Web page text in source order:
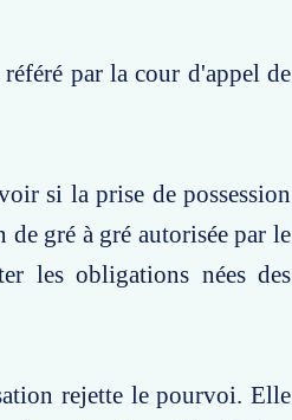
par la cour d'appel de
si la prise de possession
gré à gré autorisée par le
les obligations nées des
rejette le pourvoi. Elle